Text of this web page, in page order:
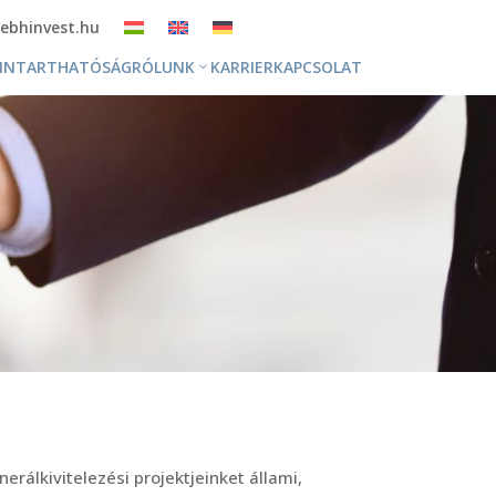
RÓLUNK KARRIERKAPCSOLAT
projektjeinket állami,